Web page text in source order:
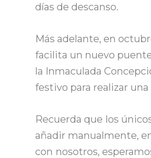
días de descanso.
Más adelante, en
facilita un nuevo
la Inmaculada
festivo para realizar
Recuerda que los
añadir manualmente,
con nosotros,